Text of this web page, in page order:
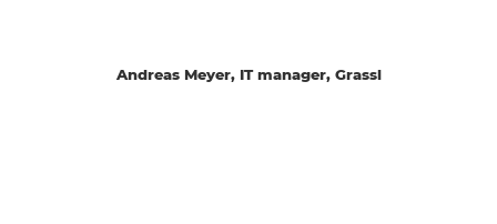
Andreas Meyer, IT manager, Grassl